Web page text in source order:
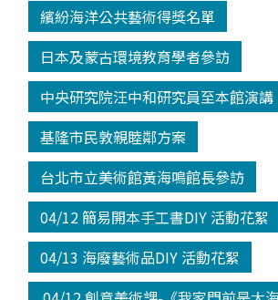
繽紛海洋公共藝術得獎名單
日本及蒙古環境教育學者參訪
中央研究院汪中和研究員至本館演講
基隆市民敦親睦鄰方案
台北市立美術館黃海鳴館長參訪
04/12 簡易開本手工書DIY 活動花絮
04/13 海廢藝術品DIY 活動花絮